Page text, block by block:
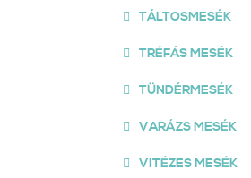
TÁLTOSMESÉK
TRÉFÁS MESÉK
TÜNDÉRMESÉK
VARÁZS MESÉK
VITÉZES MESÉK